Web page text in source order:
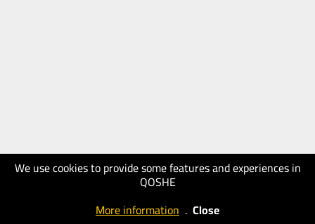
We use cookies to provide some features and experiences in
QOSHE
More information . Close